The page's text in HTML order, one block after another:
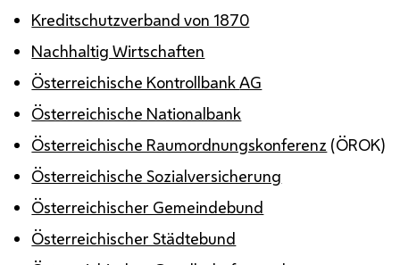
Kreditschutzverband von 1870
Nachhaltig Wirtschaften
Österreichische KontrollbankAG
Österreichische Nationalbank
Österreichische Raumordnungskonferenz (ÖROK)
Österreichische Sozialversicherung
Österreichischer Gemeindebund
Österreichischer Städtebund